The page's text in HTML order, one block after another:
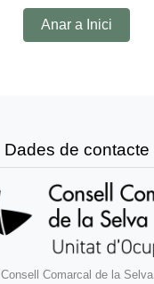
Anar a Inici
Dades de contacte
Consell Comarcal de la Selva